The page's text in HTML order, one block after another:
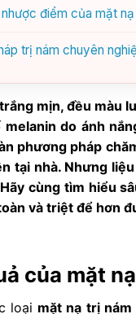
điểm của mặt
trị nám chuyên
mịn, đều màu
melanin do ánh
phương pháp
tại nhà. Nhưng
cùng tìm hiểu
và triệt để hơn
của mặt
loại mặt nạ trị nám